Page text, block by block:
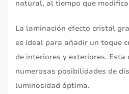
natural, al tiempo que
La laminación efecto cristal
es ideal para añadir un toque
de interiores y exteriores. Esta
numerosas posibilidades de
luminosidad óptima.